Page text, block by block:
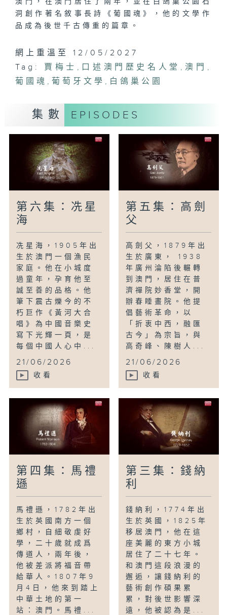
洞創作著名敘事長詩《葡國魂》，他的文學作
品成為後世千古傳重的篇章。
網上重溫至 12/05/2027
Tag:
賈梅士 , 口述澳門歷史名人堂 , 澳門 ,
葡國魂 ,葡萄牙文學 , 白鴿巢公園
集數 EPISODES
第六集：冼星
海
冼星海，1905年出
生於澳門一個漁民
家庭。他在小城度
過童年，孕育他至
誠至善的品格。他
筆下震古爍今的不
朽巨作《黃河大合
唱》為中國音樂史
寫下光輝一頁，是
每個中國人心中...
21/06/2026
收看
第五集：高劍
父
高劍父，1879年出
生於廣東， 1938
年廣州淪陷後輾轉
到澳門，居住在普
濟禪院妙香堂，開
辦春睡畫院。他提
倡藝術革命，以
「折衷中西，融匯
古今」為宗旨，與
高奇峰、陳樹人...
21/06/2026
收看
第四集：馬禮
遜
馬禮遜，1782年出
生於英國南方一個
鄉村，自細敬虔好
學，二十歲就成爲
傳道人，兩年後，
他被差派將福音帶
給華人。1807年9
月4日，他來到踏上
中華土地的第一
站：澳門。馬禮...
第三集：錢納
利
錢納利，1774年出
生於英國，1825年
移居澳門，他在這
座美麗的東方小城
居住了二十七年。
和澳門這段浪漫的
邂逅，讓錢納利的
藝術創作碩果累
累，對後世影響深
遠，他被認為是...